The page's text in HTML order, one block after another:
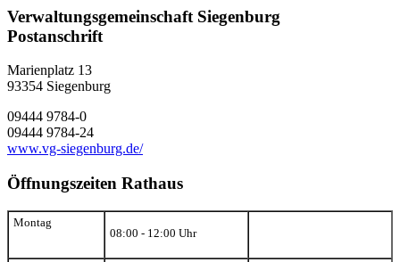
Verwaltungsgemeinschaft Siegenburg
Postanschrift
Marienplatz 13
93354 Siegenburg
09444 9784-0
09444 9784-24
www.vg-siegenburg.de/
Öffnungszeiten Rathaus
Montag
08:00 - 12:00 Uhr